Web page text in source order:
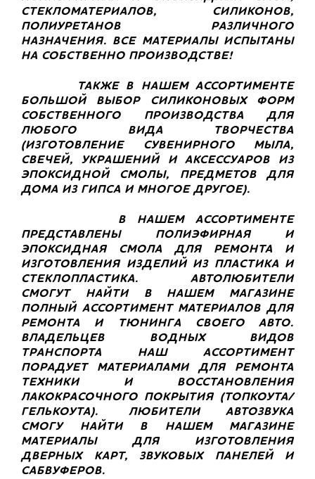
СТЕКЛОМАТЕРИАЛОВ, СИЛИКОНОВ,
ПОЛИУРЕТАНОВ РАЗЛИЧНОГО
НАЗНАЧЕНИЯ. ВСЕ МАТЕРИАЛЫ ИСПЫТАНЫ
НА СОБСТВЕННО ПРОИЗВОДСТВЕ!
ТАКЖЕ В НАШЕМ АССОРТИМЕНТЕ
БОЛЬШОЙ ВЫБОР СИЛИКОНОВЫХ ФОРМ
СОБСТВЕННОГО ПРОИЗВОДСТВА ДЛЯ
ЛЮБОГО ВИДА ТВОРЧЕСТВА
(ИЗГОТОВЛЕНИЕ СУВЕНИРНОГО МЫЛА,
СВЕЧЕЙ, УКРАШЕНИЙ И АКСЕССУАРОВ ИЗ
ЭПОКСИДНОЙ СМОЛЫ, ПРЕДМЕТОВ ДЛЯ
ДОМА ИЗ ГИПСА И МНОГОЕ ДРУГОЕ).
В НАШЕМ АССОРТИМЕНТЕ
ПРЕДСТАВЛЕНЫ ПОЛИЭФИРНАЯ И
ЭПОКСИДНАЯ СМОЛА ДЛЯ РЕМОНТА И
ИЗГОТОВЛЕНИЯ ИЗДЕЛИЙ ИЗ ПЛАСТИКА И
СТЕКЛОПЛАСТИКА. АВТОЛЮБИТЕЛИ
СМОГУТ НАЙТИ В НАШЕМ МАГАЗИНЕ
ПОЛНЫЙ АССОРТИМЕНТ МАТЕРИАЛОВ ДЛЯ
РЕМОНТА И ТЮНИНГА СВОЕГО АВТО.
ВЛАДЕЛЬЦЕВ ВОДНЫХ ВИДОВ
ТРАНСПОРТА НАШ АССОРТИМЕНТ
ПОРАДУЕТ МАТЕРИАЛАМИ ДЛЯ РЕМОНТА
ТЕХНИКИ И ВОССТАНОВЛЕНИЯ
ЛАКОКРАСОЧНОГО ПОКРЫТИЯ (ТОПКОУТА/
ГЕЛЬКОУТА). ЛЮБИТЕЛИ АВТОЗВУКА
СМОГУ НАЙТИ В НАШЕМ МАГАЗИНЕ
МАТЕРИАЛЫ ДЛЯ ИЗГОТОВЛЕНИЯ
ДВЕРНЫХ КАРТ, ЗВУКОВЫХ ПАНЕЛЕЙ И
САБВУФЕРОВ.